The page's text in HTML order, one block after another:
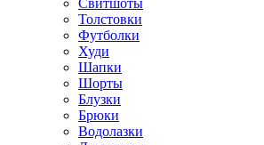
Толстовки
Футболки
Худи
Шапки
Шорты
Блузки
Брюки
Водолазки